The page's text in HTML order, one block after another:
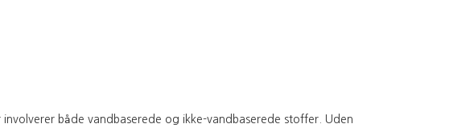
både vandbaserede og ikke-vandbaserede stoffer. Uden